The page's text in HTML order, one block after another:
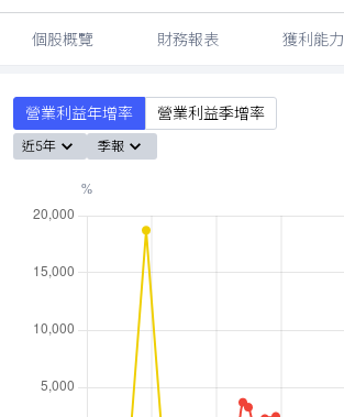
個股概覽 財務報表 獲利能力
營業利益年增率 營業利益季增率
近5年 季報